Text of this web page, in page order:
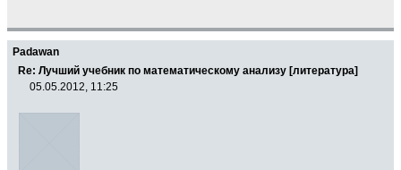
Padawan
Re: Лучший учебник по математическому анализу [литература]
05.05.2012, 11:25